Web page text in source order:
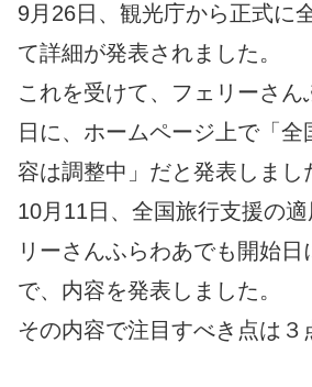
9月26日、観光庁から正式に
て詳細が発表されました。
これを受けて、フェリーさん
日に、ホームページ上で「全
容は調整中」だと発表しまし
10月11日、全国旅行支援の
リーさんふらわあでも開始日
で、内容を発表しました。
その内容で注目すべき点は３